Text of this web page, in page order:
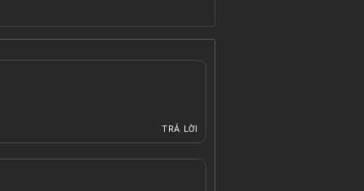
TRẢ LỜI